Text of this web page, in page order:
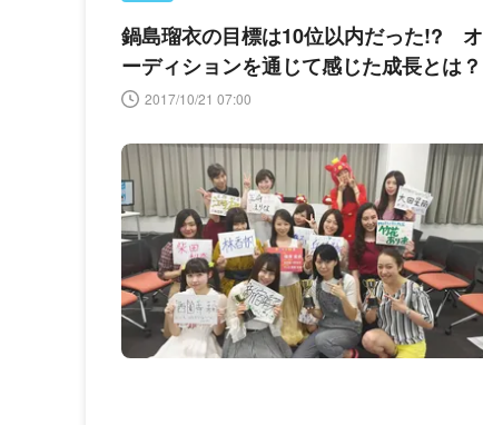
鍋島瑠衣の目標は10位以内だった!? オ
ーディションを通じて感じた成長とは？
2017/10/21 07:00